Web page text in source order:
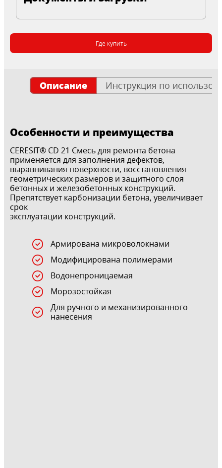
Где купить
Описание Инструкция по
Особенности и преимущества
CERESIT® CD 21 Смесь для ремонта бетона
применяется для заполнения дефектов,
выравнивания поверхности, восстановления
геометрических размеров и защитного слоя
бетонных и железобетонных конструкций.
Препятствует карбонизации бетона, увеличивает
срок
эксплуатации конструкций.
Армирована микроволокнами
Модифицирована полимерами
Водонепроницаемая
Морозостойкая
Для ручного и механизированного
нанесения